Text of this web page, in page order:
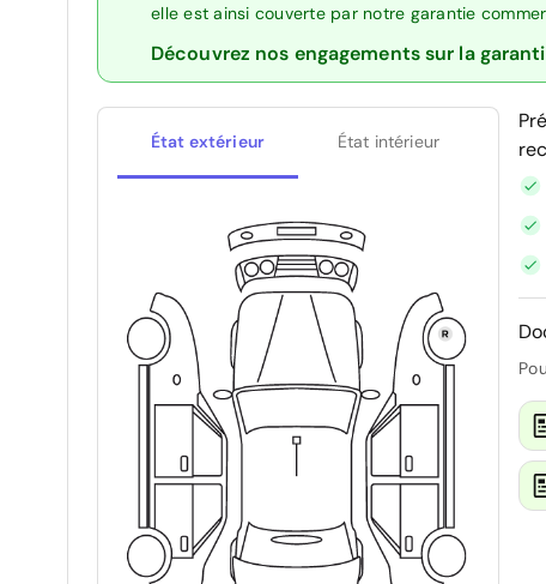
elle est ainsi couverte par notre garantie
Découvrez nos engagements sur la
État extérieur État intérieur